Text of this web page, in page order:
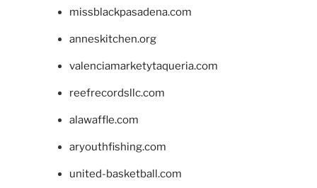
missblackpasadena.com
anneskitchen.org
valenciamarketytaqueria.com
reefrecordsllc.com
alawaffle.com
aryouthfishing.com
united-basketball.com